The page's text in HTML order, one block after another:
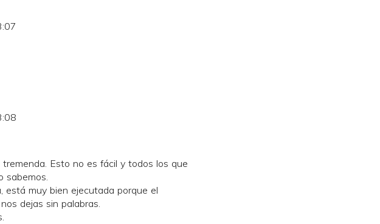
Esto no es fácil y todos los que
sabemos.
está muy bien ejecutada porque el
dejas sin palabras.